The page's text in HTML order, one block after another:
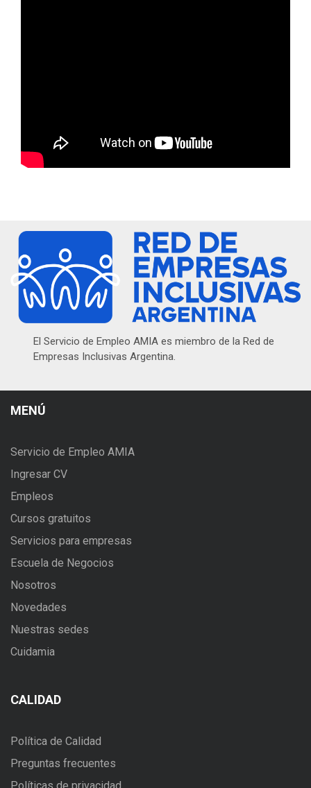
El Servicio de Empleo AMIA es miembro de la Red de
Empresas Inclusivas Argentina.
MENÚ
Servicio de Empleo AMIA
Ingresar CV
Empleos
Cursos gratuitos
Servicios para empresas
Escuela de Negocios
Nosotros
Novedades
Nuestras sedes
Cuidamia
CALIDAD
Política de Calidad
Preguntas frecuentes
Políticas de privacidad